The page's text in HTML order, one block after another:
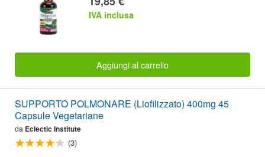
IVA inclusa
Aggiungi al carrello
SUPPORTO POLMONARE (Liofilizzato) 400mg 45
Capsule Vegetariane
da Eclectic Institute
(3)